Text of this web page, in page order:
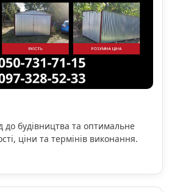
до будівництва та оптимальне
ціни та термінів виконання.